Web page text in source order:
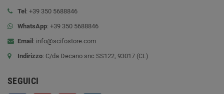
Tel : +39 350 5688846
WhatsApp: +39 350 5688846
Email : info@scifostore.com
Indirizzo: C/da Decano snc SS122, 93017 (CL)
SEGUICI